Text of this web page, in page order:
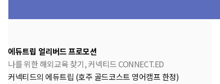
에듀트립 얼리버드 프로모션
나를 위한 해외교육 찾기, 커넥티드 CONNECT.ED
커넥티드의 에듀트립 (호주 골드코스트 영어캠프 한정)